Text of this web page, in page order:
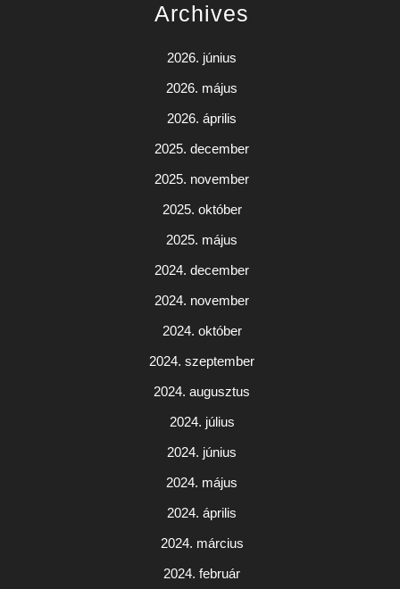
Archives
2026. június
2026. május
2026. április
2025. december
2025. november
2025. október
2025. május
2024. december
2024. november
2024. október
2024. szeptember
2024. augusztus
2024. július
2024. június
2024. május
2024. április
2024. március
2024. február